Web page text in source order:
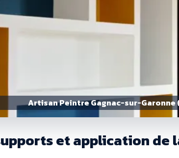
Artisan Peintre Gagnac-sur-Garonne
et application de